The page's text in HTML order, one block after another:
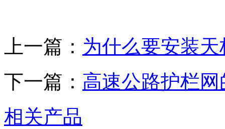
上一篇： 为什么要安装
下一篇： 高速公路护栏
相关产品